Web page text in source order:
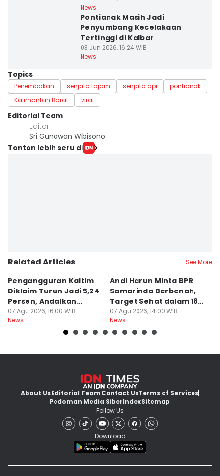
News
Pontianak Masih Jadi
Penyumbang Kecelakaan
Tertinggi di Kalbar
03 Jun 2026, 16:24 WIB
News
Topics
Penembakan senjata tajam senjata api
pontianak
Kalimantan Barat
viral
Editorial Team
Editor
Sri Gunawan Wibisono
Tonton lebih seru di
Related Articles See More
Pengangguran Kaltim
Diklaim Turun Jadi 5,24
Persen, Andalkan
Pertanian
07 Agu 2026, 16:00 WIB
News
Andi Harun Minta BPR
Samarinda Berbenah,
Target Sehat dalam 18
Bulan
07 Agu 2026, 14:00 WIB
News
About UsEditorial TeamContact UsTerms of Services
Pedoman Media SiberIndexSitemap
Follow Us
Download